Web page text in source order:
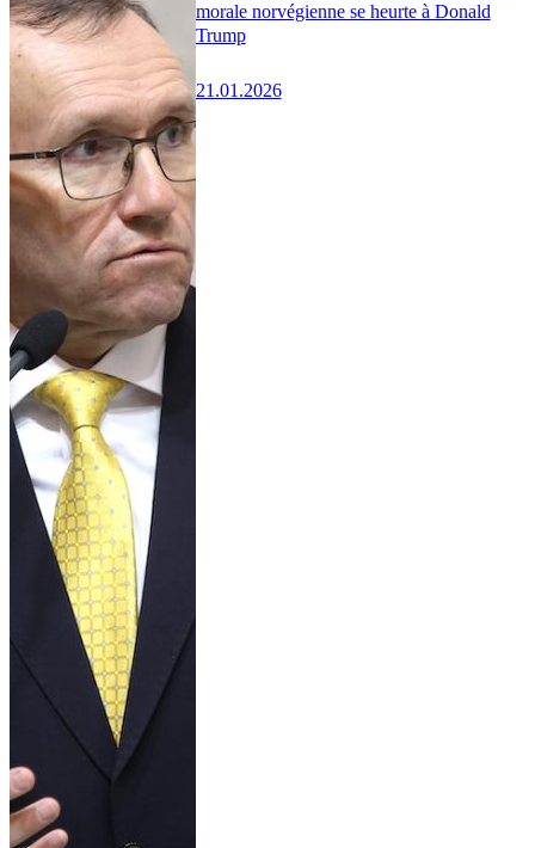
morale norvégienne se heurte à Donald
Trump
21.01.2026